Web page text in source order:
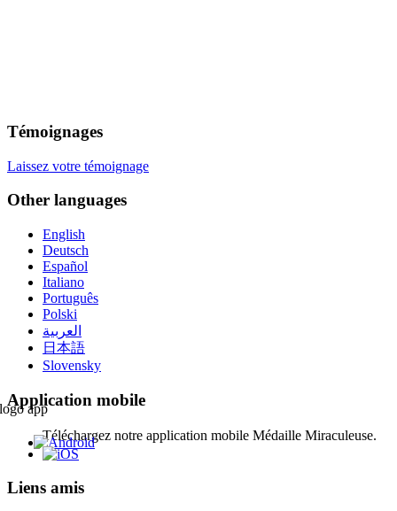
Témoignages
Laissez votre témoignage
Other languages
English
Deutsch
Español
Italiano
Português
Polski
العربية
日本語
Slovensky
Application mobile
Téléchargez notre application mobile Médaille Miraculeuse.
Liens amis